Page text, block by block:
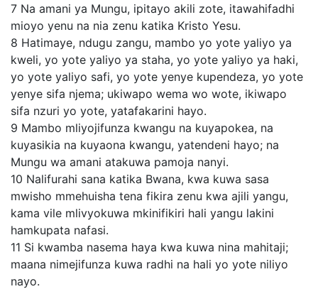
7 Na amani ya Mungu, ipitayo akili zote, itawahifadhi
mioyo yenu na nia zenu katika Kristo Yesu.
8 Hatimaye, ndugu zangu, mambo yo yote yaliyo ya
kweli, yo yote yaliyo ya staha, yo yote yaliyo ya haki,
yo yote yaliyo safi, yo yote yenye kupendeza, yo yote
yenye sifa njema; ukiwapo wema wo wote, ikiwapo
sifa nzuri yo yote, yatafakarini hayo.
9 Mambo mliyojifunza kwangu na kuyapokea, na
kuyasikia na kuyaona kwangu, yatendeni hayo; na
Mungu wa amani atakuwa pamoja nanyi.
10 Nalifurahi sana katika Bwana, kwa kuwa sasa
mwisho mmehuisha tena fikira zenu kwa ajili yangu,
kama vile mlivyokuwa mkinifikiri hali yangu lakini
hamkupata nafasi.
11 Si kwamba nasema haya kwa kuwa nina mahitaji;
maana nimejifunza kuwa radhi na hali yo yote niliyo
nayo.